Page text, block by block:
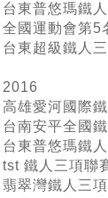
台東普悠瑪鐵
全國運動會第5
台東超級鐵人
2016
高雄愛河國際
台南安平全國
台東普悠瑪鐵
tst 鐵人三項聯
翡翠灣鐵人三